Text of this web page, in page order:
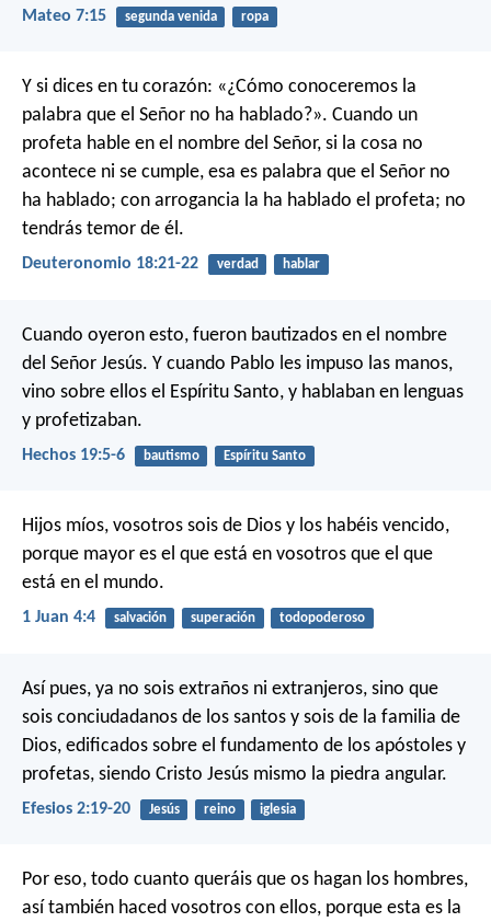
Mateo 7:15 segunda venida ropa
Y si dices en tu corazón: «¿Cómo conoceremos la
palabra que el Señor no ha hablado?». Cuando un
profeta hable en el nombre del Señor, si la cosa no
acontece ni se cumple, esa es palabra que el Señor no
ha hablado; con arrogancia la ha hablado el profeta; no
tendrás temor de él.
Deuteronomio 18:21-22 verdad hablar
Cuando oyeron esto, fueron bautizados en el nombre
del Señor Jesús. Y cuando Pablo les impuso las manos,
vino sobre ellos el Espíritu Santo, y hablaban en lenguas
y profetizaban.
Hechos 19:5-6 bautismo Espíritu Santo
Hijos míos, vosotros sois de Dios y los habéis vencido,
porque mayor es el que está en vosotros que el que
está en el mundo.
1 Juan 4:4 salvación superación todopoderoso
Así pues, ya no sois extraños ni extranjeros, sino que
sois conciudadanos de los santos y sois de la familia de
Dios, edificados sobre el fundamento de los apóstoles y
profetas, siendo Cristo Jesús mismo la piedra angular.
Efesios 2:19-20 Jesús reino iglesia
Por eso, todo cuanto queráis que os hagan los hombres,
así también haced vosotros con ellos, porque esta es la